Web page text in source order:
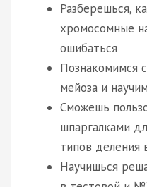
Разберешься,
хромосомные
ошибаться
Познакомимся
мейоза и
Сможешь
шпаргалками
типов деления
Научишься